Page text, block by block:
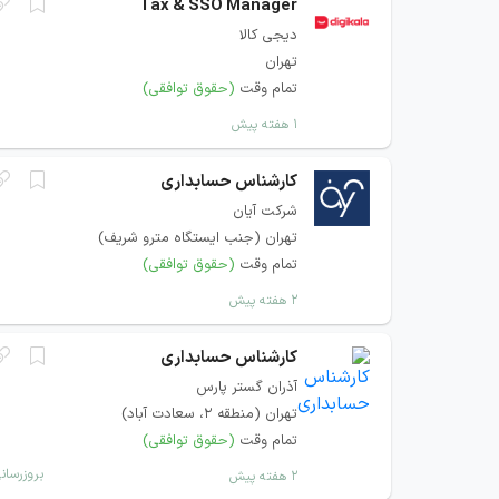
Tax & SSO Manager
دیجی کالا
تهران
تمام وقت (حقوق توافقی)
۱ هفته پیش
کارشناس حسابداری
شرکت آیان
تهران (جنب ایستگاه مترو شریف)
تمام وقت (حقوق توافقی)
۲ هفته پیش
کارشناس حسابداری
آذران گستر پارس
تهران (منطقه ۲، سعادت آباد)
تمام وقت (حقوق توافقی)
۲ هفته پیش